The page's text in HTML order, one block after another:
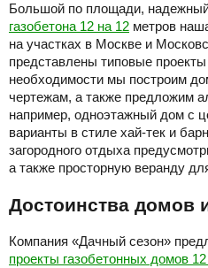
Большой по площади,
газобетона 12 на 12 метров
на участках в Москве и
представлены типовые
необходимости мы построим
чертежам, а также предложим
например, одноэтажный дом с
варианты в стиле хай-тек и
загородного отдыха
а также просторную веранду
Достоинства домов
Компания «Дачный сезон»
проекты газобетонных домов